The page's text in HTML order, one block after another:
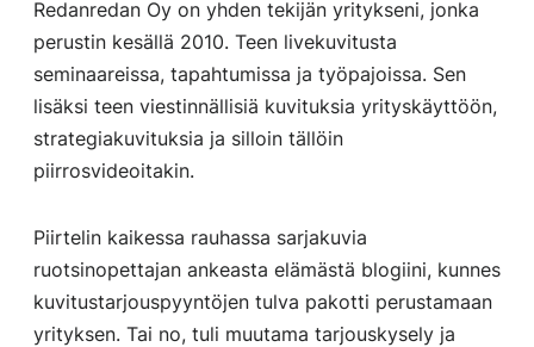
Redanredan Oy on yhden tekijän yritykseni, jonka
perustin kesällä 2010. Teen livekuvitusta
seminaareissa, tapahtumissa ja työpajoissa. Sen
lisäksi teen viestinnällisiä kuvituksia yrityskäyttöön,
strategiakuvituksia ja silloin tällöin
piirrosvideoitakin.
Piirtelin kaikessa rauhassa sarjakuvia
ruotsinopettajan ankeasta elämästä blogiini, kunnes
kuvitustarjouspyyntöjen tulva pakotti perustamaan
yrityksen. Tai no, tuli muutama tarjouskysely ja